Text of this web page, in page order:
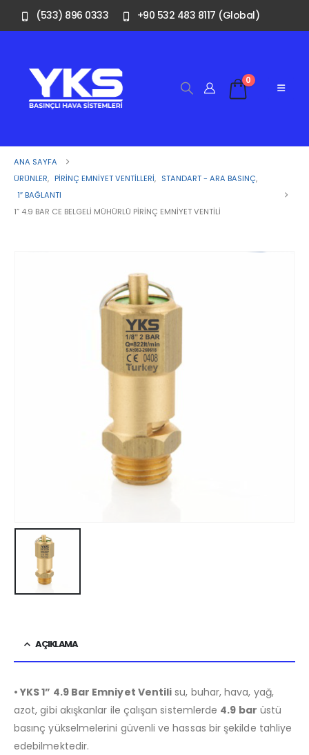
(533) 896 0333 +90 532 483 8117 (Global)
0
ANA SAYFA
ÜRÜNLER, PIRINÇ EMNIYET VENTILLERI, STANDART - ARA BASINÇ,
1″ BAĞLANTI
1” 4.9 BAR CE BELGELI MÜHÜRLÜ PIRINÇ EMNIYET VENTILI
AÇIKLAMA
• YKS 1” 4.9 Bar Emniyet Ventili su, buhar, hava, yağ,
azot, gibi akışkanlar ile çalışan sistemlerde 4.9 bar üstü
basınç yükselmelerini güvenli ve hassas bir şekilde tahliye
edebilmektedir.